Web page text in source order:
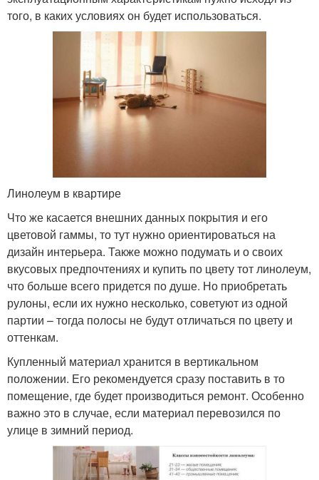
того, в каких условиях он будет использоваться.
Линолеум в квартире
Что же касается внешних данных покрытия и его
цветовой гаммы, то тут нужно ориентироваться на
дизайн интерьера. Также можно подумать и о своих
вкусовых предпочтениях и купить по цвету тот линолеум,
что больше всего придется по душе. Но приобретать
рулоны, если их нужно несколько, советуют из одной
партии – тогда полосы не будут отличаться по цвету и
оттенкам.
Купленный материал хранится в вертикальном
положении. Его рекомендуется сразу поставить в то
помещение, где будет производиться ремонт. Особенно
важно это в случае, если материал перевозился по
улице в зимний период.